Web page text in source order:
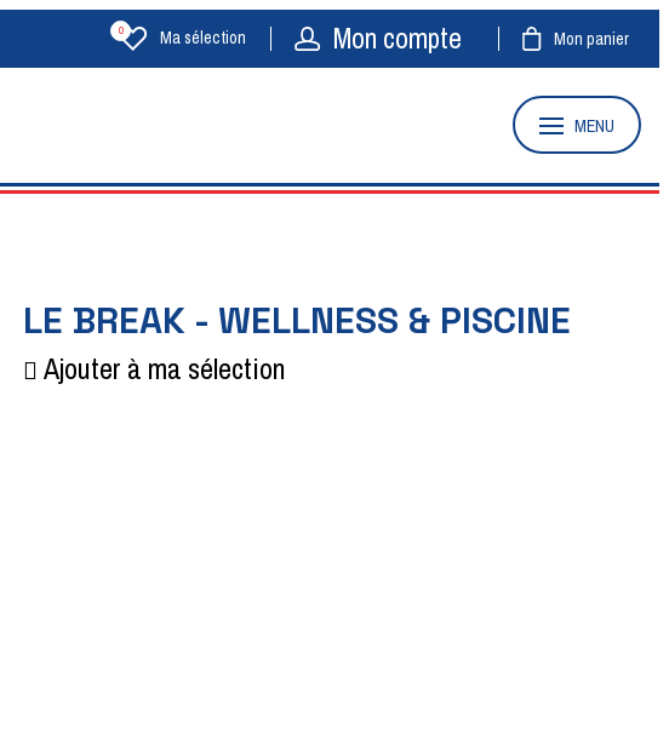
Ma sélection
0 Mon compte Mon panier
MENU
LE BREAK - WELLNESS & PISCINE
Ajouter à ma sélection